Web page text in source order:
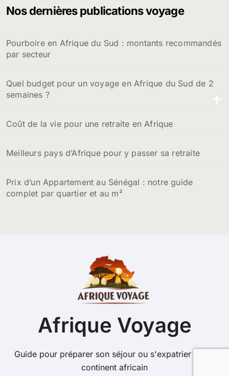
Nos dernières publications voyage
Pourboire en Afrique du Sud : montants recommandés
par secteur
Quel budget pour un voyage en Afrique du Sud de 2
semaines ?
Coût de la vie pour une retraite en Afrique
Meilleurs pays d’Afrique pour y passer sa retraite
Prix d’un Appartement au Sénégal : notre guide
complet par quartier et au m²
Afrique Voyage
Guide pour préparer son séjour ou s'expatrier sur le
continent africain